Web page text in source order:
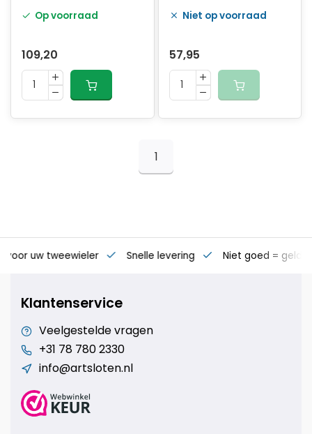
Op voorraad
109,20
Niet op voorraad
57,95
1
voor uw tweewieler Snelle levering Niet goed = geld
Klantenservice
Veelgestelde vragen
+31 78 780 2330
info@artsloten.nl